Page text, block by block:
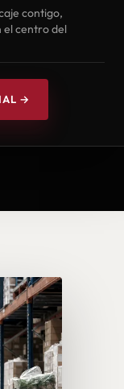
contigo,
el centro del
→